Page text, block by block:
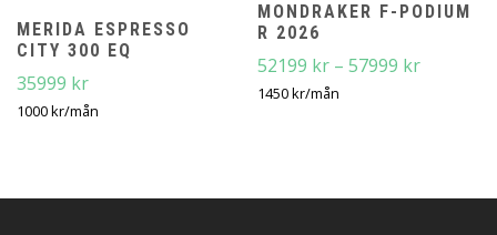
MERIDA ESPRESSO
CITY 300 EQ
35999 kr
1000kr/mån
MONDRAKER F-PODIUM
R 2026
52199 kr – 57999 kr
1450kr/mån